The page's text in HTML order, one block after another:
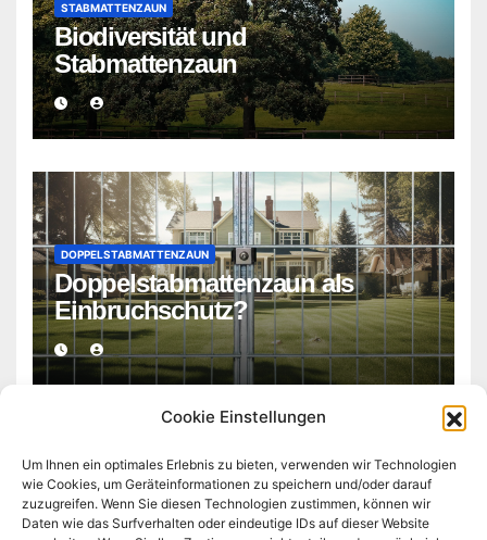
Cookie Einstellungen
Um Ihnen ein optimales Erlebnis zu bieten, verwenden wir Technologien
wie Cookies, um Geräteinformationen zu speichern und/oder darauf
zuzugreifen. Wenn Sie diesen Technologien zustimmen, können wir
Daten wie das Surfverhalten oder eindeutige IDs auf dieser Website
STABMATTENZAUN
Biodiversität und
Stabmattenzaun
DOPPELSTABMATTENZAUN
Doppelstabmattenzaun als
Einbruchschutz?